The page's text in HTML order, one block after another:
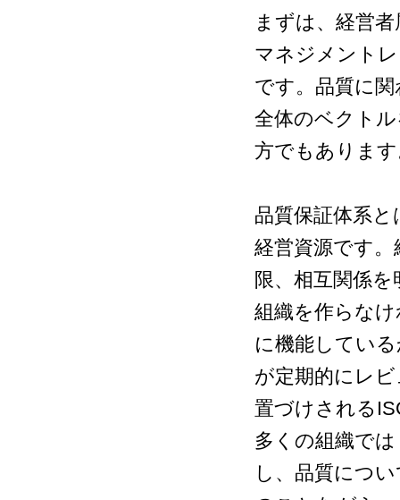
まずは、経営
マネジメント
です。品質に
全体のベクト
方でもありま
品質保証体系
経営資源です
限、相互関係
組織を作らな
に機能してい
が定期的にレ
置づけされる
多くの組織で
し、品質につ